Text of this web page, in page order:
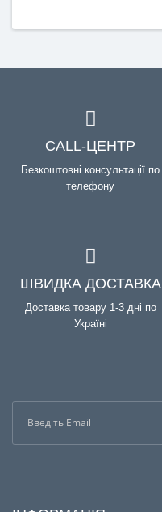
CALL-ЦЕНТР
Безкоштовні консультації по
телефону
ШВИДКА ДОСТАВКА
Доставка товару 1-3 дні по
Україні